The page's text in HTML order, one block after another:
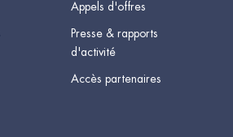
Appels d'offres
Presse & rapports
d'activité
Accès partenaires